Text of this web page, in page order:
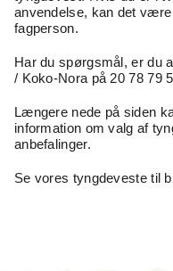
anvendelse, kan det
fagperson.
Har du spørgsmål, er du
/ Koko-Nora på 20 78 79
Længere nede på siden
information om valg af
anbefalinger.
Se vores tyngdeveste til